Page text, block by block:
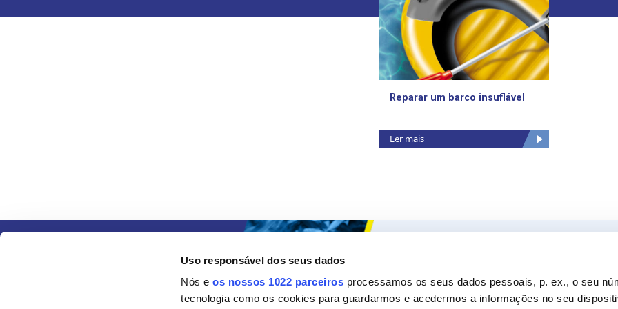
Uso responsável dos seus dados
Nós eos nossos 1022 parceiros processamos os seus dados pessoais, p. ex., o seu
tecnologia como os cookies para guardarmos e acedermos a informações no seu
Reparar um barco insuflável
Ler mais
Sobre a Ceys
Manualidades